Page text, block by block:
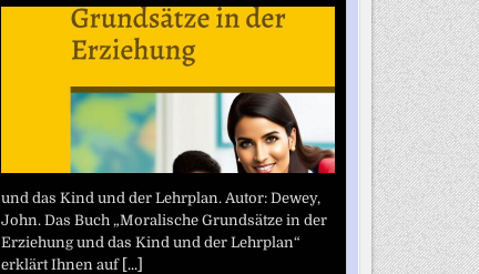
und das Kind und der Lehrplan. Autor: Dewey,
John. Das Buch „Moralische Grundsätze in der
Erziehung und das Kind und der Lehrplan“
erklärt Ihnen auf [...]